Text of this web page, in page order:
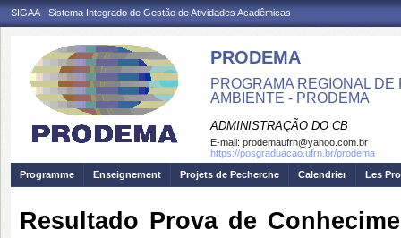
SIGAA - Sistema Integrado de Gestão de Atividades Acadêmicas
PRODEMA
PROGRAMA REGIONAL
AMBIENTE - PRODEMA
ADMINISTRAÇÃO DO CB
E-mail: prodemaufrn@yahoo.com.br
https://posgraduacao.ufrn.br/prodema
Programme
Enseignement Projets de Pecherche Calendrier Les
Resultado Prova de